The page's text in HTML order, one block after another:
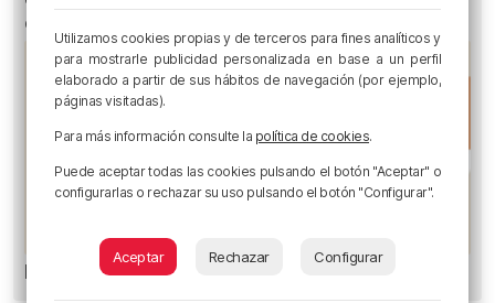
escocesa
Los Motes del Athletic
Utilizamos cookies propias y de terceros para fines analíticos y
para mostrarle publicidad personalizada en base a un perfil
elaborado a partir de sus hábitos de navegación (por ejemplo,
páginas visitadas).
Para más información consulte la política de cookies.
Puede aceptar todas las cookies pulsando el botón "Aceptar" o
configurarlas o rechazar su uso pulsando el botón "Configurar".
Aceptar Rechazar Configurar